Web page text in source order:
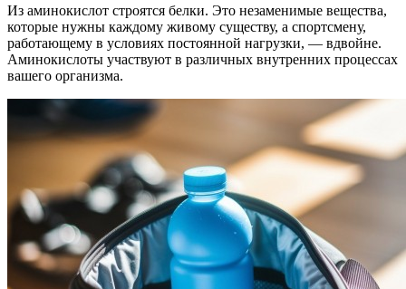
Из аминокислот строятся белки. Это незаменимые вещества,
которые нужны каждому живому существу, а спортсмену,
работающему в условиях постоянной нагрузки, — вдвойне.
Аминокислоты участвуют в различных внутренних процессах
вашего организма.